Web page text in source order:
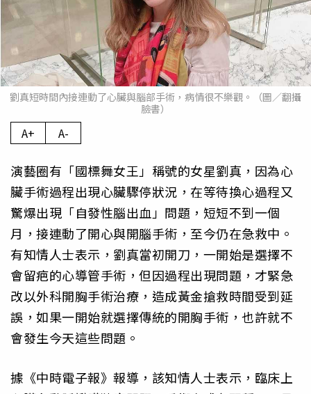
劉真短時間內接連動了心臟與腦部手術，病情很不樂觀。（圖／翻攝
臉書）
A+ A-
演藝圈有「國標舞女王」稱號的女星劉真，因為心
臟手術過程出現心臟驟停狀況，在等待換心過程又
驚爆出現「自發性腦出血」問題，短短不到一個
月，接連動了開心與開腦手術，至今仍在急救中。
有知情人士表示，劉真當初開刀，一開始是選擇不
會留疤的心導管手術，但因過程出現問題，才緊急
改以外科開胸手術治療，造成黃金搶救時間受到延
誤，如果一開始就選擇傳統的開胸手術，也許就不
會發生今天這些問題。
據《中時電子報》報導，該知情人士表示，臨床上